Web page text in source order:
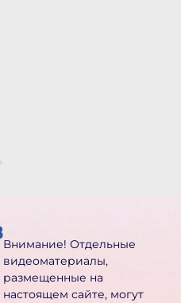
Внимание! Отдельные
видеоматериалы,
размещенные на
настоящем сайте, могут